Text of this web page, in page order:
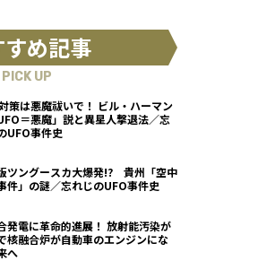
すめ記事
PICK UP
策は悪魔祓いで！ ビル・ハーマン
＝悪魔」説と異星人撃退法／忘
UFO事件史
ツングースカ大爆発!? 貴州「空中
件」の謎／忘れじのUFO事件史
発電に革命的進展！ 放射能汚染が
核融合炉が自動車のエンジンにな
へ